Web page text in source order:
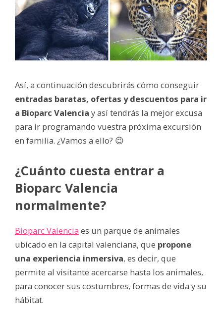
Así, a continuación descubrirás cómo conseguir
entradas baratas, ofertas y descuentos para ir
a Bioparc Valencia y así tendrás la mejor excusa
para ir programando vuestra próxima excursión
en familia. ¿Vamos a ello? 😉
¿Cuánto cuesta entrar a
Bioparc Valencia
normalmente?
Bioparc Valencia es un parque de animales
ubicado en la capital valenciana, que propone
una experiencia inmersiva, es decir, que
permite al visitante acercarse hasta los animales,
para conocer sus costumbres, formas de vida y su
hábitat.